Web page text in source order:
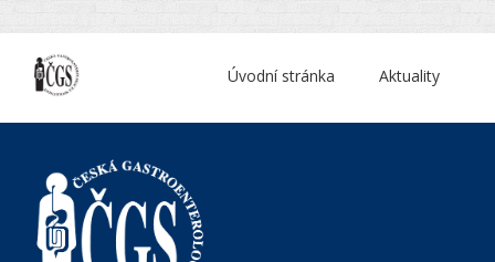
Aktuality
Úvodní stránka